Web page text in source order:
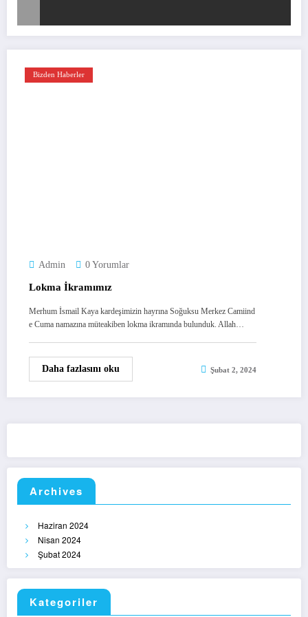
Bizden Haberler
Admin 0 Yorumlar
Lokma İkramımız
Merhum İsmail Kaya kardeşimizin hayrına Soğuksu Merkez Camiind
e Cuma namazına müteakiben lokma ikramında bulunduk. Allah…
Daha fazlasını oku Şubat 2, 2024
Archives
Haziran 2024
Nisan 2024
Şubat 2024
Kategoriler